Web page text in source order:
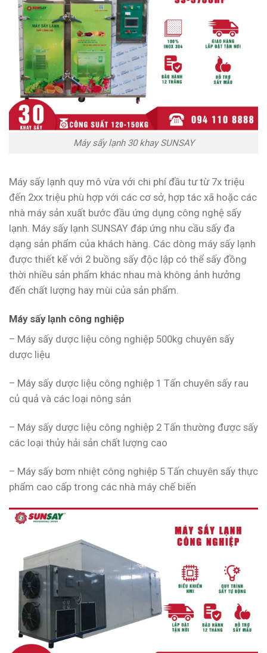
Máy sấy lạnh 30 khay SUNSAY
Máy sấy lạnh quy mô vừa với chi phí đầu tư từ 7x triệu
đến 2xx triệu phù hợp với các cơ sở, hợp tác xã hoặc các
nhà máy sản xuất bước đầu ứng dụng công nghệ sấy
lạnh. Máy sấy lạnh SUNSAY đáp ứng nhu cầu sấy đa
dạng sản phẩm của khách hàng. Các dòng máy sấy lạnh
được thiết kế với 2 buồng sấy độc lập có thể sấy đồng
thời nhiều sản phẩm khác nhau mà không ảnh hưởng
đến chất lượng hay mùi của sản phẩm.
Máy sấy lạnh công nghiệp
– Máy sấy dược liệu công nghiệp 500kg chuyên sấy
dược liệu
– Máy sấy dược liệu công nghiệp 1 Tấn chuyên sấy rau
củ quả và các loại nông sản
– Máy sấy dược liệu công nghiệp 2 Tấn thường được sấy
các loại thủy hải sản chất lượng cao
– Máy sấy bơm nhiệt công nghiệp 5 Tấn chuyên sấy thực
phẩm cao cấp trong các nhà máy chế biến